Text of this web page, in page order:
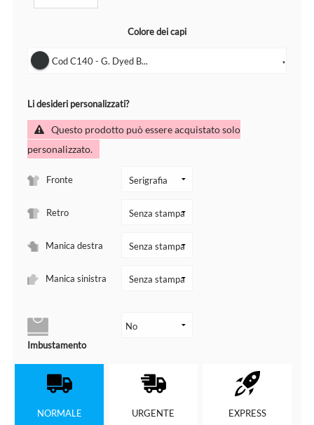
Colore dei capi
Cod C140 - G. Dyed B... ▼
Li desideri personalizzati?
Questo prodotto può essere acquistato solo
personalizzato.
Fronte
Retro
Manica destra
Manica sinistra
Imbustamento
NORMALE
URGENTE
EXPRESS